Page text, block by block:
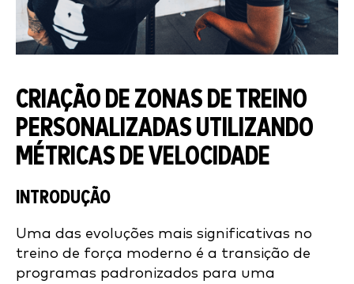
CRIAÇÃO DE ZONAS DE TREINO
PERSONALIZADAS UTILIZANDO
MÉTRICAS DE VELOCIDADE
INTRODUÇÃO
Uma das evoluções mais significativas no
treino de força moderno é a transição de
programas padronizados para uma